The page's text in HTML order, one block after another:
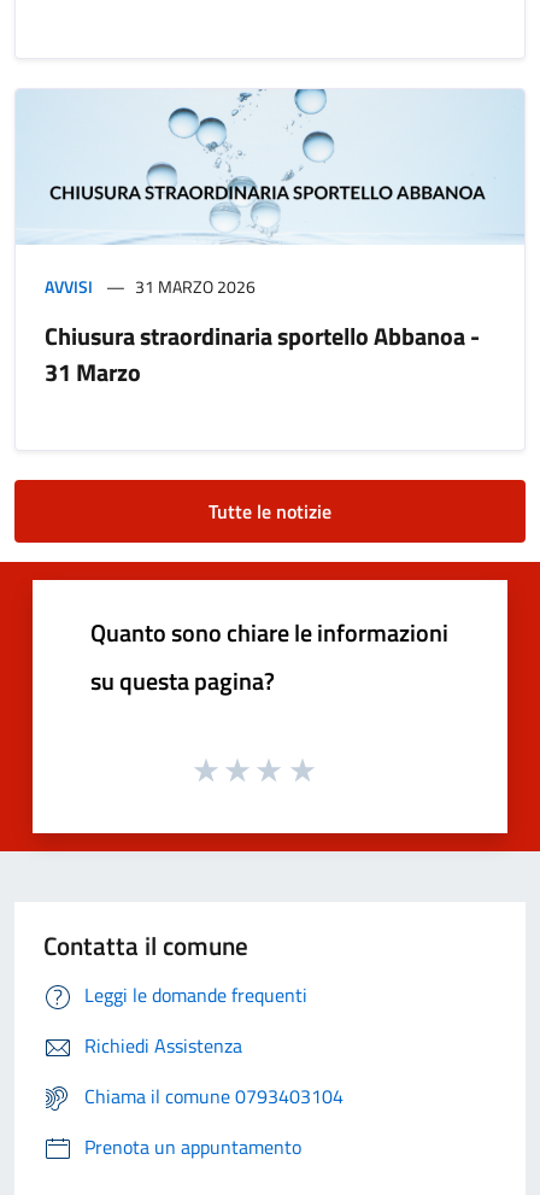
AVVISI 31 MARZO 2026
Chiusura straordinaria sportello Abbanoa -
31 Marzo
Tutte le notizie
Quanto sono chiare le informazioni
su questa pagina?
Contatta il comune
Leggi le domande frequenti
Richiedi Assistenza
Chiama il comune 0793403104
Prenota un appuntamento